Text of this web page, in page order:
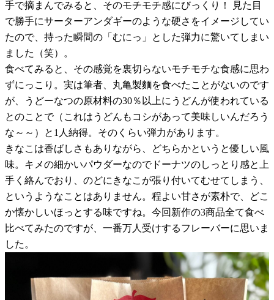
手で摘まんでみると、そのモチモチ感にびっくり！ 見た目
で勝手にサーターアンダギーのような硬さをイメージしてい
たので、持った瞬間の「むにっ」とした弾力に驚いてしまい
ました（笑）。
食べてみると、その感覚を裏切らないモチモチな食感に思わ
ずにっこり。実は筆者、丸亀製麵を食べたことがないのです
が、うどーなつの原材料の30％以上にうどんが使われている
とのことで（これはうどんもコシがあって美味しいんだろう
な～～）と1人納得。そのくらい弾力があります。
きなこは香ばしさもありながら、どちらかというと優しい風
味。キメの細かいパウダーなのでドーナツのしっとり感と上
手く絡んでおり、のどにきなこが張り付いてむせてしまう、
というようなことはありません。程よい甘さが素朴で、どこ
か懐かしいほっとする味ですね。今回新作の3商品全て食べ
比べてみたのですが、一番万人受けするフレーバーに思いま
した。